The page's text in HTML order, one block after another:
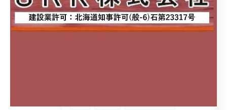
メラミン化粧板 キッチンパネル
セラール ココデリフォーム八軒